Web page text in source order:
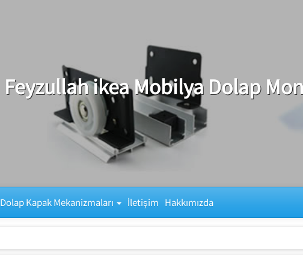
Feyzullah ikea Mobilya Dolap
Dolap Kapak Mekanizmaları İletişim Hakkımızda